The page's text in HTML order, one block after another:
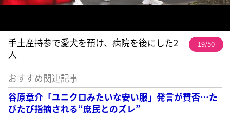
手土産持参で愛犬を預け、病院を後にした2
人
19/50
おすすめ関連記事
谷原章介「ユニクロみたいな安い服」発言が賛否…た
びたび指摘される“庶民とのズレ”